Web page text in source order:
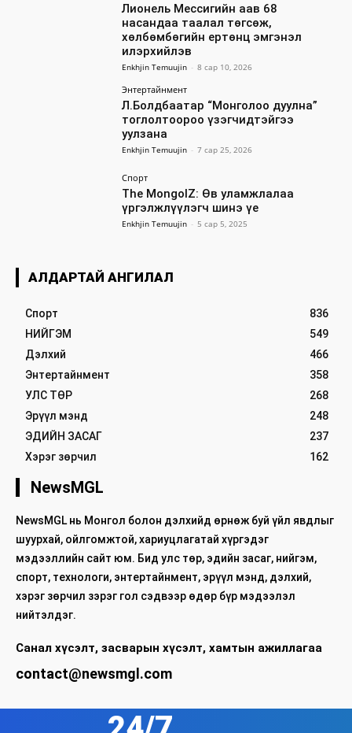
Лионель Мессигийн аав 68
насандаа таалал төгсөж,
хөлбөмбөгийн ертөнц эмгэнэл
илэрхийлэв
Enkhjin Temuujin - 8 сар 10, 2026
Энтертайнмент
Л.Болдбаатар “Монголоо дуулна”
тоглолтоороо үзэгчидтэйгээ
уулзана
Enkhjin Temuujin - 7 сар 25, 2026
Спорт
The MongolZ: Өв уламжлалаа
үргэлжлүүлэгч шинэ үе
Enkhjin Temuujin - 5 сар 5, 2025
АЛДАРТАЙ АНГИЛАЛ
Спорт
836
НИЙГЭМ
549
Дэлхий
466
Энтертайнмент
358
УЛС ТӨР
268
Эрүүл мэнд
248
ЭДИЙН ЗАСАГ
237
Хэрэг зөрчил
162
NewsMGL
NewsMGL нь Монгол болон дэлхийд өрнөж буй үйл явдлыг
шуурхай, ойлгомжтой, хариуцлагатай хүргэдэг
мэдээллийн сайт юм. Бид улс төр, эдийн засаг, нийгэм,
спорт, технологи, энтертайнмент, эрүүл мэнд, дэлхий,
хэрэг зөрчил зэрэг гол сэдвээр өдөр бүр мэдээлэл
нийтэлдэг.
Санал хүсэлт, засварын хүсэлт, хамтын ажиллагаа
contact@newsmgl.com